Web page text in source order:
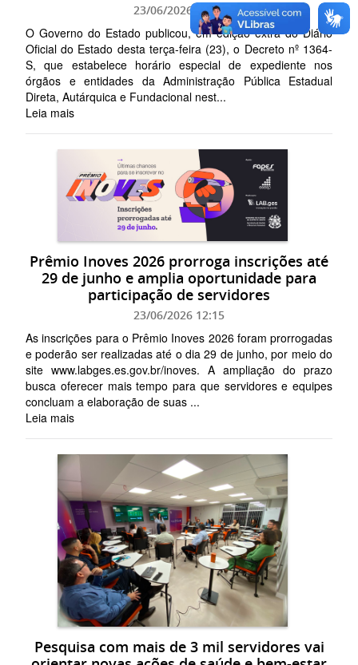
23/06/2026 15:03
O Governo do Estado publicou, em edição extra do Diário
Oficial do Estado desta terça-feira (23), o Decreto nº 1364-
S, que estabelece horário especial de expediente nos
órgãos e entidades da Administração Pública Estadual
Direta, Autárquica e Fundacional nest...
Leia mais
Prêmio Inoves 2026 prorroga inscrições até
29 de junho e amplia oportunidade para
participação de servidores
23/06/2026 12:15
As inscrições para o Prêmio Inoves 2026 foram prorrogadas
e poderão ser realizadas até o dia 29 de junho, por meio do
site www.labges.es.gov.br/inoves. A ampliação do prazo
busca oferecer mais tempo para que servidores e equipes
concluam a elaboração de suas ...
Leia mais
Pesquisa com mais de 3 mil servidores vai